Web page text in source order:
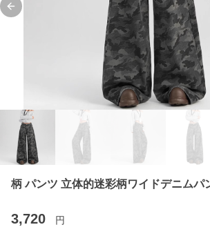
Previous slide
柄 パンツ 立体的迷彩柄ワイドデニムパ
3,720 円